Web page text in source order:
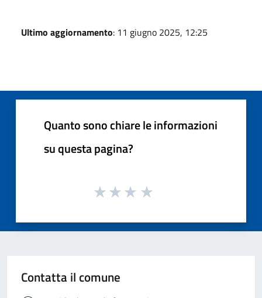
Ultimo aggiornamento: 11 giugno 2025, 12:25
Quanto sono chiare le informazioni
su questa pagina?
Contatta il comune